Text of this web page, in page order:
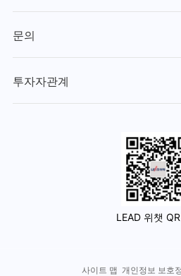
문의
투자자관계
LEAD 위챗
사이트 맵 개인정보 보호